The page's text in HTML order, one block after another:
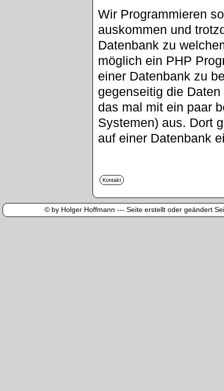
Wir Programmieren
auskommen und
Datenbank zu
möglich ein PHP
einer Datenbank zu
gegenseitig die
das mal mit ein paar
Systemen) aus. Dort
auf einer Datenbank
© by Holger Hoffmann --- Seite erstellt oder geändert